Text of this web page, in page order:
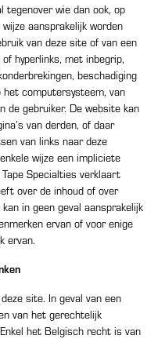
tegenover wie dan ook, op
aansprakelijk worden
van deze site of van een
hyperlinks, met inbegrip,
beschadiging
het computersysteem, van
de gebruiker. De website kan
van derden, of daar
van links naar deze
wijze een impliciete
Specialties verklaart
over de inhoud of over
in geen geval aansprakelijk
ervan of voor enige
ervan.
site. In geval van een
van het gerechtelijk
het Belgisch recht is van